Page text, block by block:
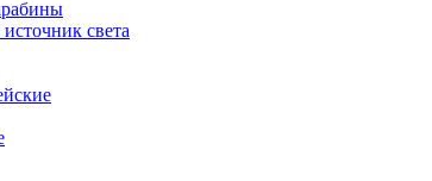
света